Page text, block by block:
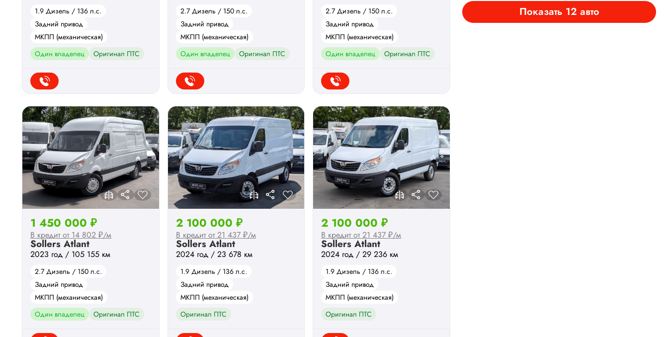
1.9 Дизель / 136 л.с.
Задний привод
МКПП (механическая)
Один владелец
Оригинал ПТС
2.7 Дизель / 150 л.с.
Задний привод
МКПП (механическая)
Один владелец
Оригинал ПТС
2.7 Дизель / 150 л.с.
Задний привод
МКПП (механическая)
Один владелец
Оригинал ПТС
Sollers Atlant
2023 год / 105 155 км
2.7 Дизель / 150 л.с.
Задний привод
МКПП (механическая)
Один владелец
Оригинал ПТС
1 450 000 ₽
В кредит от 14 802 ₽/м
Sollers Atlant
2024 год / 23 678 км
1.9 Дизель / 136 л.с.
Задний привод
МКПП (механическая)
Оригинал ПТС
2 100 000 ₽
В кредит от 21 437 ₽/м
Sollers Atlant
2024 год / 29 236 км
1.9 Дизель / 136 л.с.
Задний привод
МКПП (механическая)
Оригинал ПТС
2 100 000 ₽
В кредит от 21 437 ₽/м
Показать 12 авто